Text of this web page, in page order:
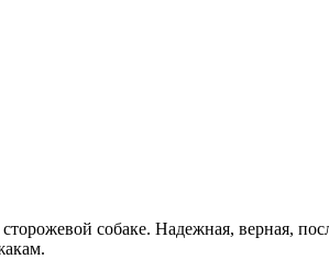
собаке. Надежная, верная,